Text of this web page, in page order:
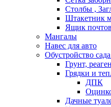
Столбы ,
Штакетник
Ящик
Мангалы
Навес для авто
Обустройство
Грунт,
Грядки и
ДПК
Дачные